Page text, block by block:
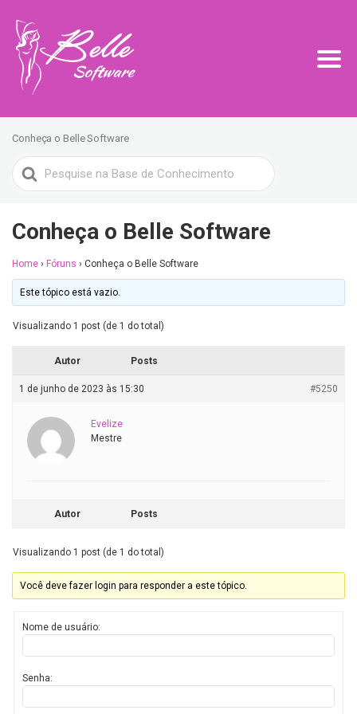
Conheça o Belle Software
Search
For
Conheça o Belle Software
Home › Fóruns › Conheça o Belle Software
Este tópico está vazio.
Visualizando 1 post (de 1 do total)
Autor Posts
1 de junho de 2023 às 15:30 #5250
Evelize
Mestre
Autor Posts
Visualizando 1 post (de 1 do total)
Você deve fazer login para responder a este tópico.
Nome de usuário:
Senha: